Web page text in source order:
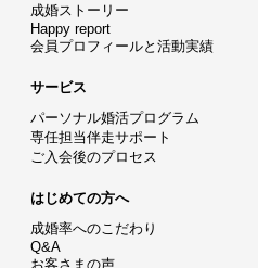
成婚ストーリー
Happy report
会員プロフィールと活動実績
サービス
パーソナル婚活プログラム
専任担当伴走サポート
ご入会後のプロセス
はじめての方へ
成婚率へのこだわり
Q&A
お客さまの声